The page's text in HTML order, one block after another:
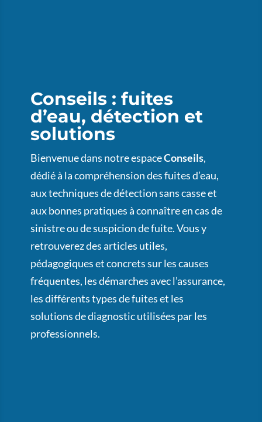
Conseils : fuites
d’eau, détection et
solutions
Bienvenue dans notre espaceConseils,
dédié à la compréhension des fuites d’eau,
aux techniques de détection sans casse et
aux bonnes pratiques à connaître en cas de
sinistre ou de suspicion de fuite. Vous y
retrouverez des articles utiles,
pédagogiques et concrets sur les causes
fréquentes, les démarches avec l’assurance,
les différents types de fuites et les
solutions de diagnostic utilisées par les
professionnels.